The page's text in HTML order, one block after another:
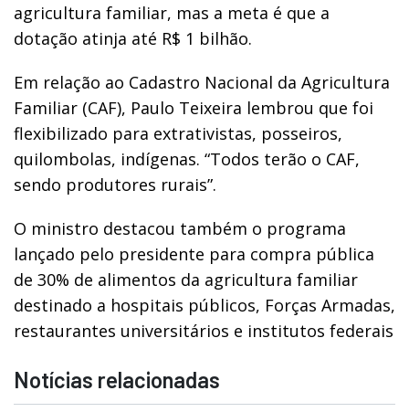
agricultura familiar, mas a meta é que a
dotação atinja até R$ 1 bilhão.
Em relação ao Cadastro Nacional da Agricultura
Familiar (CAF), Paulo Teixeira lembrou que foi
flexibilizado para extrativistas, posseiros,
quilombolas, indígenas. “Todos terão o CAF,
sendo produtores rurais”.
O ministro destacou também o programa
lançado pelo presidente para compra pública
de 30% de alimentos da agricultura familiar
destinado a hospitais públicos, Forças Armadas,
restaurantes universitários e institutos federais
Notícias relacionadas